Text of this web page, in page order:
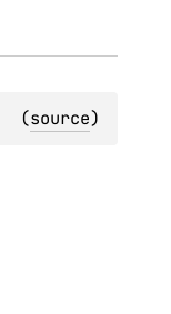
(source)